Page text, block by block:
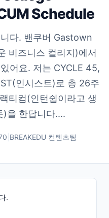
Schedule
다. 밴쿠버 Gastown
비즈니스 컬리지)에서
어요. 저는 CYCLE 45,
인시스트)로 총 26주
티컴(인턴쉽이라고 생
)을 한답니다....
BREAKEDU 컨텐츠팀
.